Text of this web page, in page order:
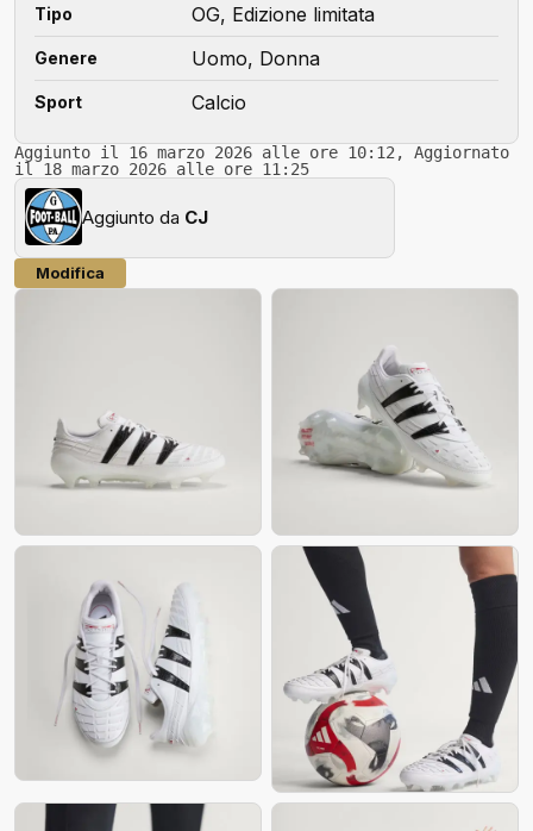
Tipo OG, Edizione limitata
Genere Uomo, Donna
Sport Calcio
Aggiunto il 16 marzo 2026 alle ore 10:12, Aggiornato
il 18 marzo 2026 alle ore 11:25
Aggiunto da CJ
Modifica